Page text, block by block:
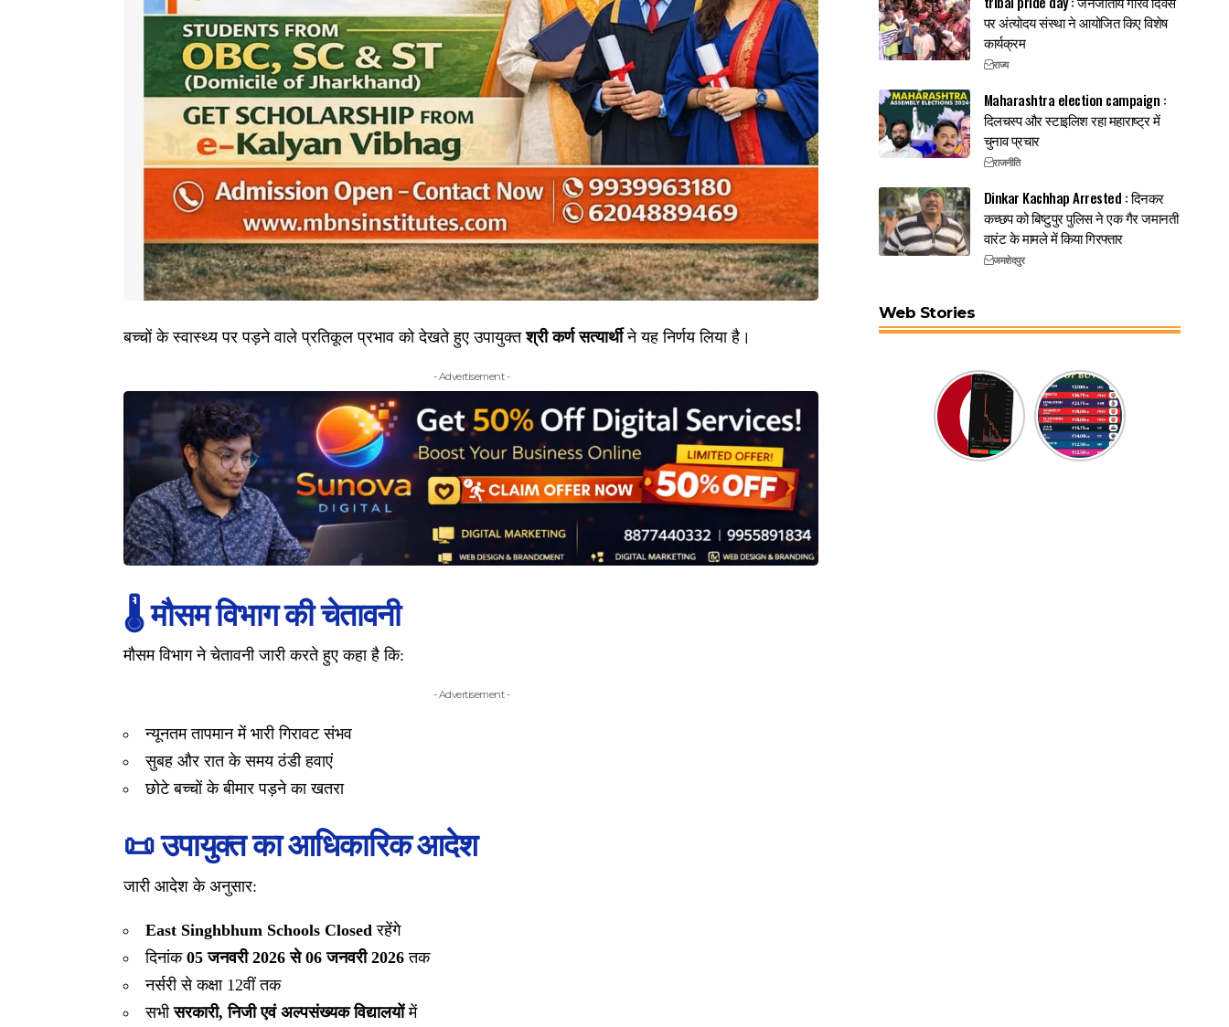
बच्चों के स्वास्थ्य पर पड़ने वाले प्रतिकूल प्रभाव को देखते हुए उपायुक्तश्री कर्ण सत्यार्थीने यह निर्णय लिया है।
- Advertisement -
🌡️मौसम विभागकी चेतावनी
मौसम विभाग ने चेतावनी जारी करते हुए कहा है कि:
- Advertisement -
न्यूनतम तापमान में भारी गिरावट संभव
सुबह और रात के समय ठंडी हवाएं
छोटे बच्चों के बीमार पड़ने का खतरा
📜उपायुक्त का आधिकारिक आदेश
जारी आदेश के अनुसार:
East Singhbhum Schools Closedरहेंगे
दिनांक05 जनवरी 2026 से 06 जनवरी 2026 तक
नर्सरी से कक्षा 12वीं तक
सभीसरकारी, निजी एवं अल्पसंख्यक विद्यालयोंमें
पर अंत्योदय संस्था ने आयोजित किए विशेष
कार्यक्रम
राज्य
Maharashtra election campaign :
दिलचस्प और स्टाइलिश रहा महाराष्ट्र में
चुनाव प्रचार
राजनीति
Dinkar Kachhap Arrested : दिनकर
कच्छप को बिष्टुपुर पुलिस ने एक गैर जमानती
वारंट के मामले में किया गिरफ्तार
जमशेदपुर
Web Stories